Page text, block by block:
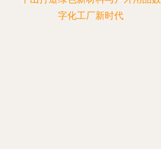
字化工厂新时代